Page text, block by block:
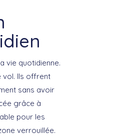
vie quotidienne.
vol. Ils offrent
sans avoir
grâce à
pour les
verrouillée.